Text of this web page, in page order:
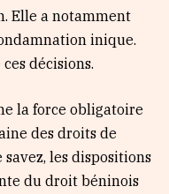
Elle a notamment
inique.
décisions.
la force obligatoire
des droits de
savez, les dispositions
du droit béninois